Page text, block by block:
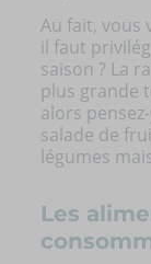
Au fait, vous
il faut
saison ? La
plus grande
alors
salade de
légumes
Les